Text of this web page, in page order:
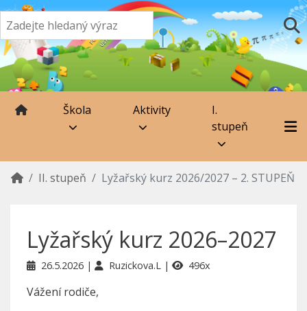
Škola Aktivity
I.
stupeň
II. stupeň Lyžařský kurz 2026/2027 – 2. STUPEŇ
Lyžařský kurz 2026–2027
26.5.2026 Ruzickova.L 496x
Vážení rodiče,